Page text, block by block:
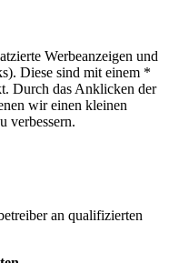
Werbeanzeigen und
Diese sind mit einem *
Durch das Anklicken der
wir einen kleinen
verbessern.
an qualifizierten